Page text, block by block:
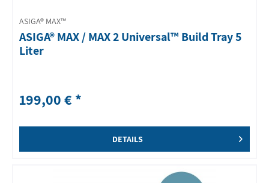
ASIGA® MAX™
ASIGA® MAX / MAX 2 Universal™ Build Tray 5
Liter
199,00 € *
DETAILS